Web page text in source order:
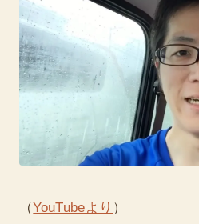
（YouTubeより ）